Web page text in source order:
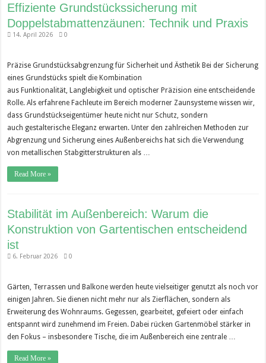
Effiziente Grundstückssicherung mit
Doppelstabmattenzäunen: Technik und Praxis
14. April 2026 0
Präzise Grundstücksabgrenzung für Sicherheit und Ästhetik Bei der Sicherung
eines Grundstücks spielt die Kombination
aus Funktionalität, Langlebigkeit und optischer Präzision eine entscheidende
Rolle. Als erfahrene Fachleute im Bereich moderner Zaunsysteme wissen wir,
dass Grundstückseigentümer heute nicht nur Schutz, sondern
auch gestalterische Eleganz erwarten. Unter den zahlreichen Methoden zur
Abgrenzung und Sicherung eines Außenbereichs hat sich die Verwendung
von metallischen Stabgitterstrukturen als …
Read More »
Stabilität im Außenbereich: Warum die
Konstruktion von Gartentischen entscheidend
ist
6. Februar 2026 0
Gärten, Terrassen und Balkone werden heute vielseitiger genutzt als noch vor
einigen Jahren. Sie dienen nicht mehr nur als Zierflächen, sondern als
Erweiterung des Wohnraums. Gegessen, gearbeitet, gefeiert oder einfach
entspannt wird zunehmend im Freien. Dabei rücken Gartenmöbel stärker in
den Fokus – insbesondere Tische, die im Außenbereich eine zentrale …
Read More »